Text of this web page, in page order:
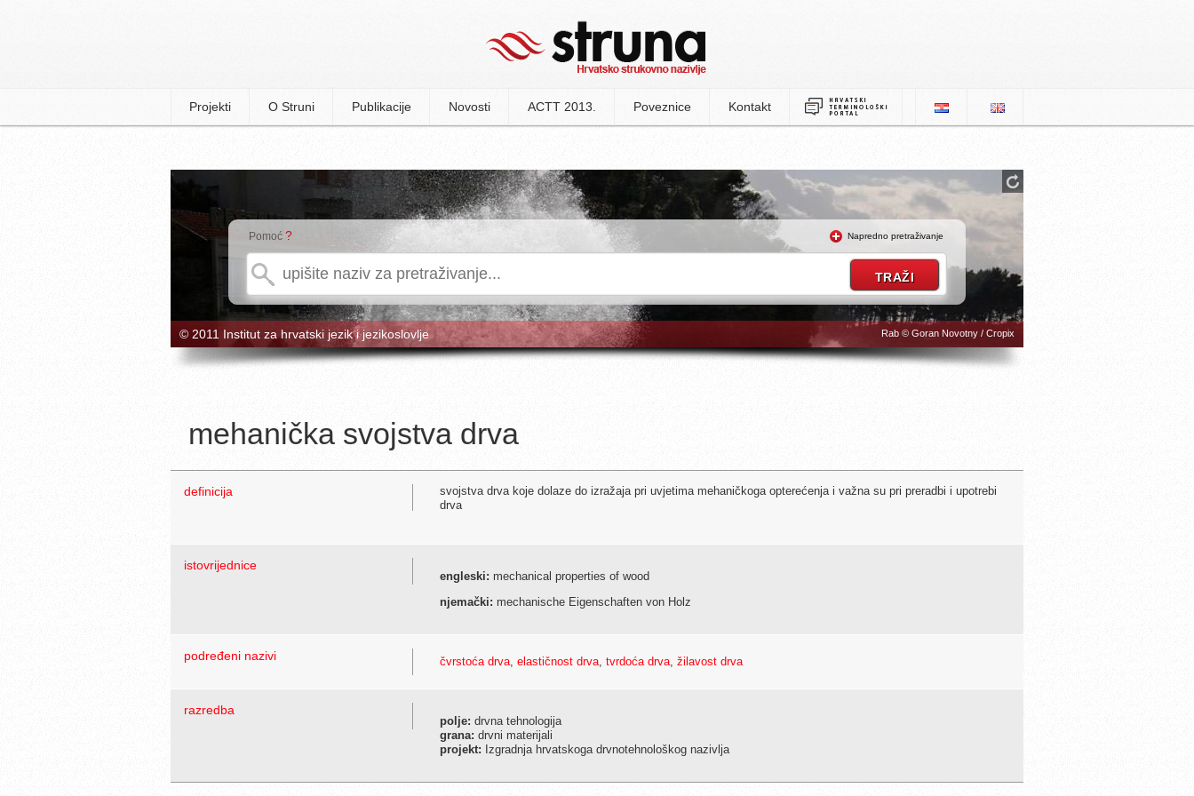
Projekti O Struni Publikacije Novosti ACTT 2013. Poveznice Kontakt
Pomoć ? Napredno pretraživanje
© 2011 Institut za hrvatski jezik i jezikoslovlje Rab © Goran Novotny / Cropix
mehanička svojstva drva
definicija
svojstva drva koje dolaze do izražaja pri uvjetima mehaničkoga opterećenja i važna su pri preradbi i upotrebi
drva
istovrijednice
engleski: mechanical properties of wood
njemački: mechanische Eigenschaften von Holz
podređeni nazivi čvrstoća drva, elastičnost drva, tvrdoća drva, žilavost drva
razredba
polje: drvna tehnologija
grana: drvni materijali
projekt: Izgradnja hrvatskoga drvnotehnološkog nazivlja